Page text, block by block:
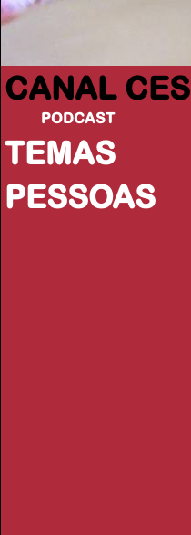
CANAL CES
PODCAST
TEMAS
PESSOAS